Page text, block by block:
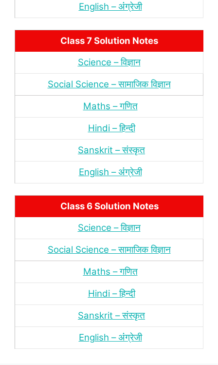
English – अंंग्रेजी
Class 7 Solution Notes
Science – विज्ञान
Social Science – सामाजिक विज्ञान
Maths – गणित
Hindi – हिन्‍दी
Sanskrit – संस्‍कृत
English – अंंग्रेजी
Class 6 Solution Notes
Science – विज्ञान
Social Science – सामाजिक विज्ञान
Maths – गणित
Hindi – हिन्‍दी
Sanskrit – संस्‍कृत
English – अंंग्रेजी